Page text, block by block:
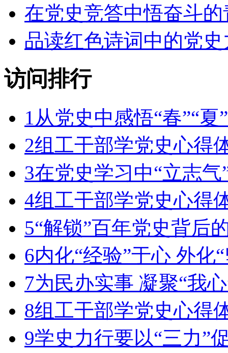
在党史竞答中悟奋斗的
品读红色诗词中的党史
访问排行
1从党史中感悟“春”“夏
2组工干部学党史心得
3在党史学习中“立志气
4组工干部学党史心得
5“解锁”百年党史背后
6内化“经验”于心 外化
7为民办实事 凝聚“我
8组工干部学党史心得
9学史力行要以“三力”